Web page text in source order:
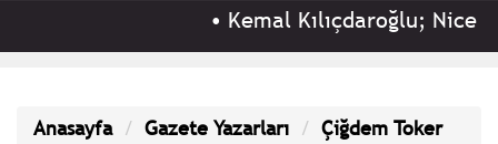
Kemal Kılıçdaroğlu; Nice
Anasayfa Gazete Yazarları Çiğdem Toker